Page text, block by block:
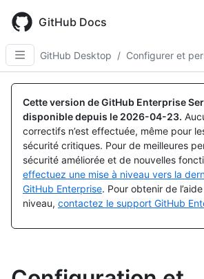
main
content
GitHub Docs
GitHub Desktop / Configurer et
Cette version de GitHub Enterprise
disponible depuis le 2026-04-23.
correctifs n’est effectuée, même pour
sécurité critiques. Pour de meilleures
sécurité améliorée et de nouvelles
effectuez une mise à niveau vers la
GitHub Enterprise. Pour obtenir de
niveau, contactez le support GitHub